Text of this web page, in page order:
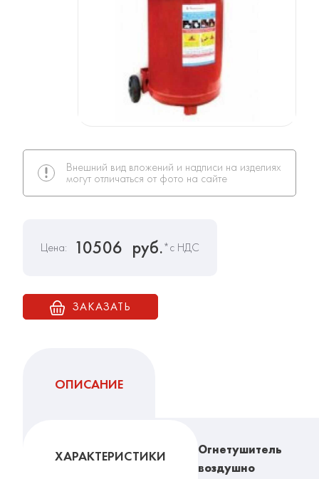
Внешний вид вложений и надписи на изделиях
могут отличаться от фото на сайте
Цена: 10506 руб.*с НДС
ЗАКАЗАТЬ
ОПИСАНИЕ
ХАРАКТЕРИСТИКИ
Огнетушитель
воздушно